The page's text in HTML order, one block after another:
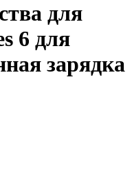
для
6 для
зарядка